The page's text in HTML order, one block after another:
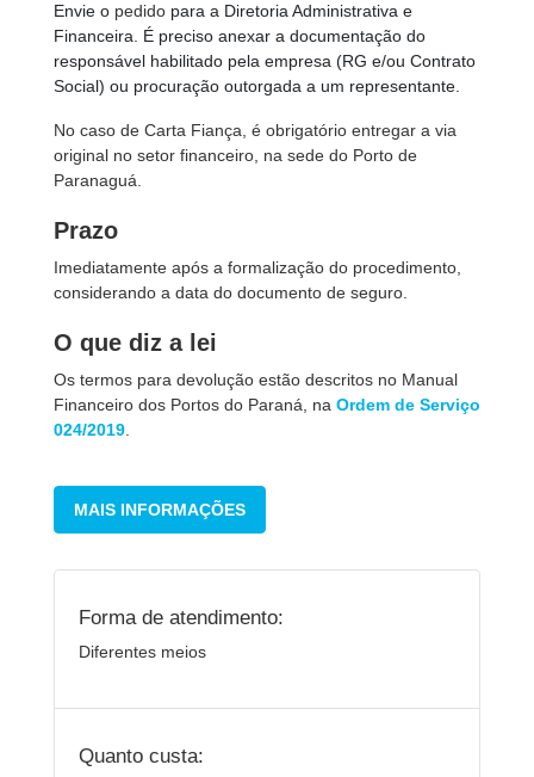
Envie o pedido para a Diretoria Administrativa e
Financeira. É preciso anexar a documentação do
responsável habilitado pela empresa (RG e/ou Contrato
Social) ou procuração outorgada a um representante.
No caso de Carta Fiança, é obrigatório entregar a via
original no setor financeiro, na sede do Porto de
Paranaguá.
Prazo
Imediatamente após a formalização do procedimento,
considerando a data do documento de seguro.
O que diz a lei
Os termos para devolução estão descritos no Manual
Financeiro dos Portos do Paraná, na Ordem de Serviço
024/2019
MAIS INFORMAÇÕES
Forma de atendimento:
Diferentes meios
Quanto custa: